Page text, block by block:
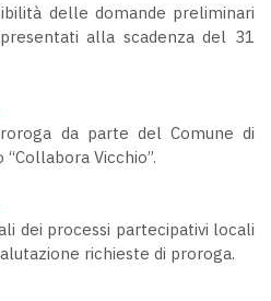
delle domande preliminari
alla scadenza del 31
da parte del Comune di
Vicchio”.
dei processi partecipativi locali
richieste di proroga.